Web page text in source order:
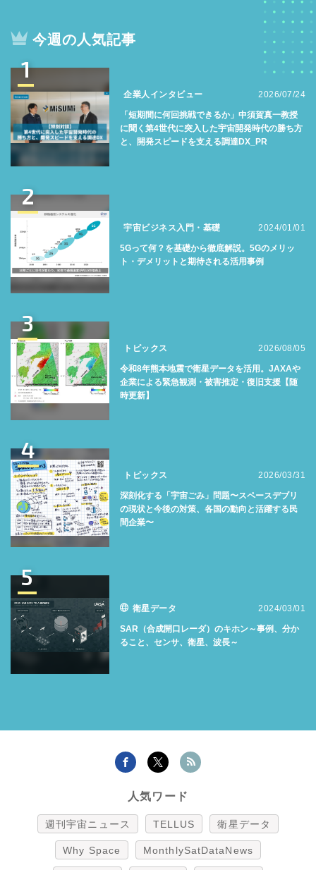
今週の人気記事
1
企業人インタビュー 2026/07/24
「短期間に何回挑戦できるか」中須賀真一教授
に聞く第4世代に突入した宇宙開発時代の勝ち方
と、開発スピードを支える調達DX_PR
2
宇宙ビジネス入門・基礎 2024/01/01
5Gって何？を基礎から徹底解説。5Gのメリッ
ト・デメリットと期待される活用事例
3
トピックス 2026/08/05
令和8年熊本地震で衛星データを活用。JAXAや
企業による緊急観測・被害推定・復旧支援【随
時更新】
4
トピックス 2026/03/31
深刻化する「宇宙ごみ」問題〜スペースデブリ
の現状と今後の対策、各国の動向と活躍する民
間企業〜
5
衛星データ 2024/03/01
SAR（合成開口レーダ）のキホン～事例、分か
ること、センサ、衛星、波長～
人気ワード
週刊宇宙ニュース TELLUS 衛星データ
Why Space MonthlySatDataNews